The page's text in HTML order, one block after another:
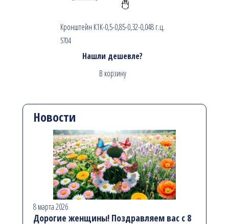
Кронштейн К1К-0,5-0,85-0,32-0,048 г.ц.
5704
Нашли дешевле?
В корзину
Новости
8 марта 2026
Дорогие женщины! Поздравляем вас с 8